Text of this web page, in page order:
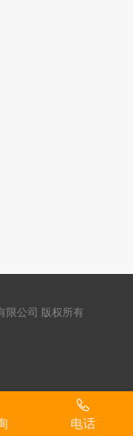
公司 版权所有
电话